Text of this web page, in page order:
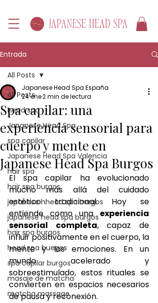
Entrada
All Posts
head spa
Japanese Head Spa
spa capilar
Japanese Head Spa Valencia
hair spa
hair spa burgos
japanese hhead spa burgos
japanese head spa burgos
hair spa burgos
head spa buegos
spa capilar burgos
masaje de matcha
matcha massage
All Posts
Spa capilar: una
experiencia sensorial para
cuerpo y mente en
Japanese Head Spa Burgos
Japanese Head Spa España
24 ene2 min de lectura
El spa capilar ha evolucionado
mucho más allá del cuidado
estético tradicional. Hoy se
entiende como una experiencia
sensorial completa, capaz de
influir positivamente en el cuerpo, la
mente y las emociones. En un
mundo acelerado y
sobreestimulado, estos rituales se
convierten en espacios necesarios
de pausa y reconexión.